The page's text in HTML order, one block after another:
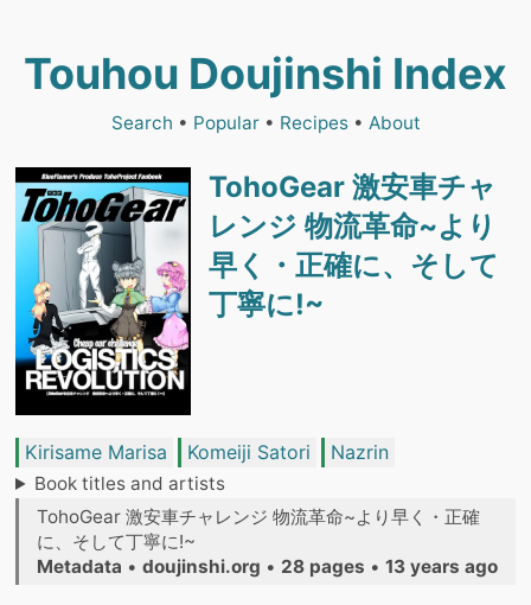
Touhou Doujinshi Index
Search • Popular• Recipes• About
TohoGear 激安車チャ
レンジ 物流革命~より
早く・正確に、そして
丁寧に!~
Kirisame Marisa Komeiji Satori Nazrin
Book titles and artists
TohoGear 激安車チャレンジ 物流革命~より早く・正確
に、そして丁寧に!~
Metadata • doujinshi.org • 28 pages • 13 years ago